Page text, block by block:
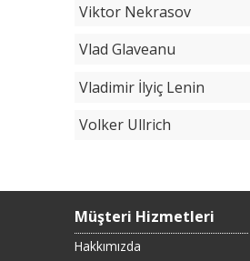
Viktor Nekrasov
Vlad Glaveanu
Vladimir İlyiç Lenin
Volker Ullrich
Müşteri Hizmetleri
Hakkımızda